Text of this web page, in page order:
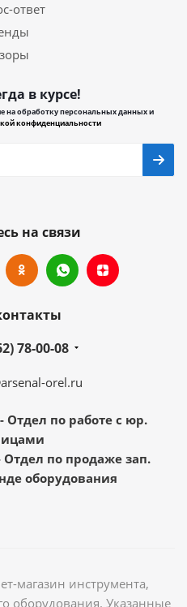
ответ
в курсе!
на обработку персональных данных и
конфиденциальности
на связи
78-00-08
orel.ru
- Отдел по работе с юр.
Отдел по продаже зап.
оборудования
магазин инструмента,
оборудования. Указанные